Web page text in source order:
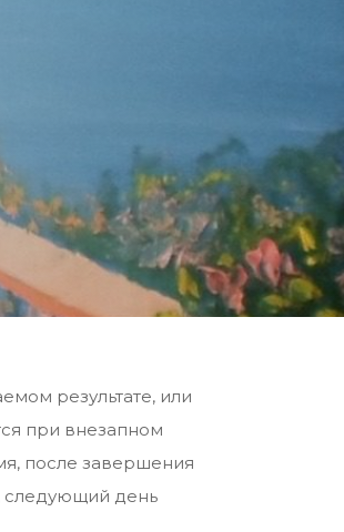
результате, или
при внезапном
после завершения
следующий день